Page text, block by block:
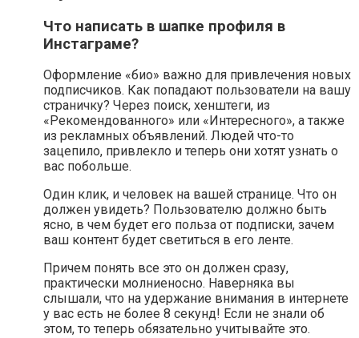
Что написать в шапке профиля в
Инстаграме?
Оформление «био» важно для привлечения новых
подписчиков. Как попадают пользователи на вашу
страничку? Через поиск, хенштеги, из
«Рекомендованного» или «Интересного», а также
из рекламных объявлений. Людей что-то
зацепило, привлекло и теперь они хотят узнать о
вас побольше.
Один клик, и человек на вашей странице. Что он
должен увидеть? Пользователю должно быть
ясно, в чем будет его польза от подписки, зачем
ваш контент будет светиться в его ленте.
Причем понять все это он должен сразу,
практически молниеносно. Наверняка вы
слышали, что на удержание внимания в интернете
у вас есть не более 8 секунд! Если не знали об
этом, то теперь обязательно учитывайте это.